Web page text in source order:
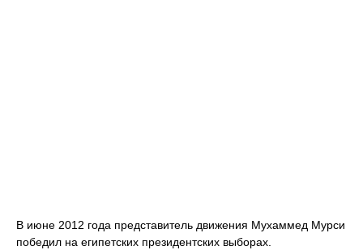
В июне 2012 года представитель движения Мухаммед Мурси
победил на египетских президентских выборах.